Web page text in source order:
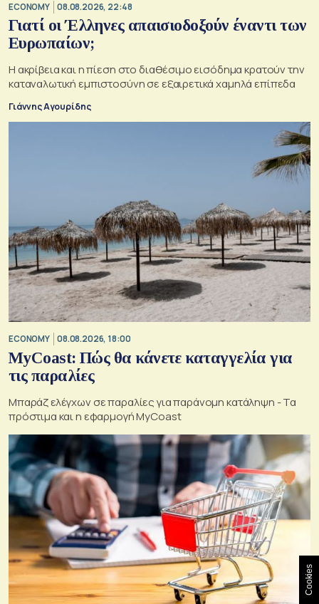
ECONOMY 08.08.2026, 22:48
Γιατί οι Έλληνες απαισιοδοξούν έναντι των
Ευρωπαίων;
Η ακρίβεια και η πίεση στο διαθέσιμο εισόδημα κρατούν την
καταναλωτική εμπιστοσύνη σε εξαιρετικά χαμηλά επίπεδα
Γιάννης Αγουρίδης
ECONOMY 08.08.2026, 18:00
MyCoast: Πώς θα κάνετε καταγγελία για
τις παραλίες
Μπαράζ ελέγχων σε παραλίες για παράνομη κατάληψη - Τα
πρόστιμα και η εφαρμογή MyCoast
Cookies